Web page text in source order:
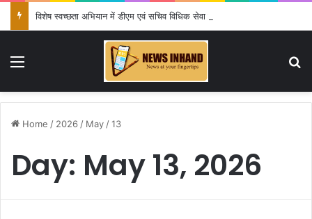
Menu
Home / 2026 / May /13
Day: May 13, 2026